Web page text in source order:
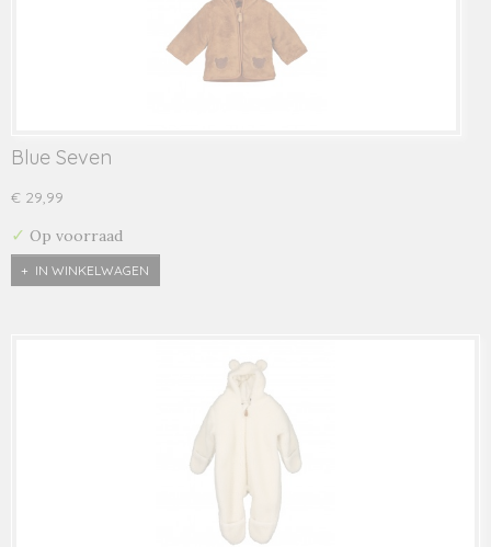
Blue Seven
€ 29,99
✓ Op voorraad
IN WINKELWAGEN